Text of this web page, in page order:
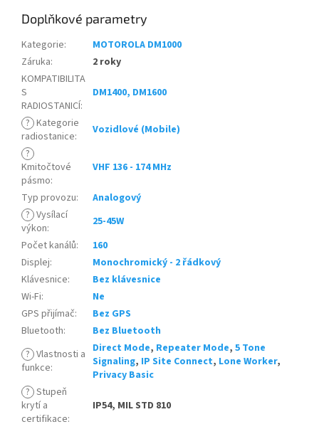
Doplňkové parametry
Kategorie:
MOTOROLA DM1000
Záruka:
2 roky
KOMPATIBILITA
S
RADIOSTANICÍ:
DM1400, DM1600
? Kategorie
radiostanice:
Vozidlové (Mobile)
?
Kmitočtové
pásmo:
VHF 136 - 174 MHz
Typ provozu:
Analogový
? Vysílací
výkon:
25-45W
Počet kanálů:
160
Displej:
Monochromický - 2 řádkový
Klávesnice:
Bez klávesnice
Wi-Fi:
Ne
GPS přijímač:
Bez GPS
Bluetooth:
Bez Bluetooth
? Vlastnosti a
funkce:
Direct Mode, Repeater Mode, 5 Tone
Signaling, IP Site Connect, Lone Worker,
Privacy Basic
? Stupeň
krytí a
certifikace:
IP54, MIL STD 810